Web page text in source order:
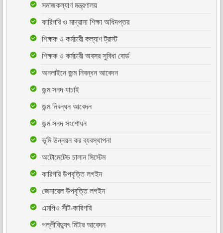
সমাজকল্যাণ মন্ত্রণালয়
কারিগরি ও মাদ্রাসা শিক্ষা অধিদপ্তর
শিক্ষক ও কর্মচারী কল্যাণ ট্রাস্ট
শিক্ষক ও কর্মচারী অবসর সুবিধা বোর্ড
অনলাইনে জন্ম নিবন্ধন আবেদন
জন্ম সনদ যাচাই
জন্ম নিবন্ধন আবেদন
জন্ম সনদ সংশোধন
ভূমি উন্নয়ন কর ব্যবস্থাপনা
অটোমেটেড চালান সিস্টেম
কারিগরি উপবৃত্তি লগইন
জেনারেল উপবৃত্তি লগইন
এমপিও সীট-কারিগরি
পল্লীবিদ্যুৎ মিটার আবেদন